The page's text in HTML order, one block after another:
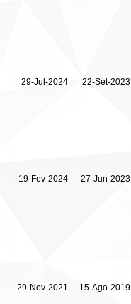
29-Jul-2024 22-Set-2023
19-Fev-2024 27-Jun-2023
29-Nov-2021 15-Ago-2019